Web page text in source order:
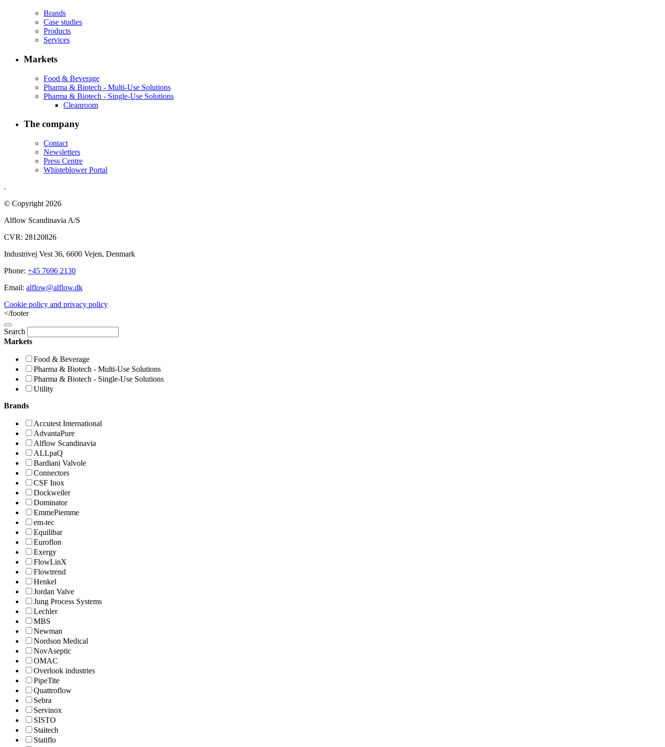
Brands
Case studies
Products
Services
Markets
Food & Beverage
Pharma & Biotech - Multi-Use Solutions
Pharma & Biotech - Single-Use Solutions
Cleanroom
The company
Contact
Newsletters
Press Centre
Whisteblower Portal
.
© Copyright 2026
Alflow Scandinavia A/S
CVR: 28120826
Industrivej Vest 36, 6600 Vejen, Denmark
Phone: +45 7696 2130
Email: alflow@alflow.dk
Cookie policy and privacy policy
</footer
Search
Markets
Food & Beverage
Pharma & Biotech - Multi-Use Solutions
Pharma & Biotech - Single-Use Solutions
Utility
Brands
Accutest International
AdvantaPure
Alflow Scandinavia
ALLpaQ
Bardiani Valvole
Connectors
CSF Inox
Dockweiler
Dominator
EmmePiemme
em-tec
Equilibar
Euroflon
Exergy
FlowLinX
Flowtrend
Henkel
Jordan Valve
Jung Process Systems
Lechler
MBS
Newman
Nordson Medical
NovAseptic
OMAC
Overlook industries
PipeTite
Quattroflow
Sebra
Servinox
SISTO
Staitech
Statiflo